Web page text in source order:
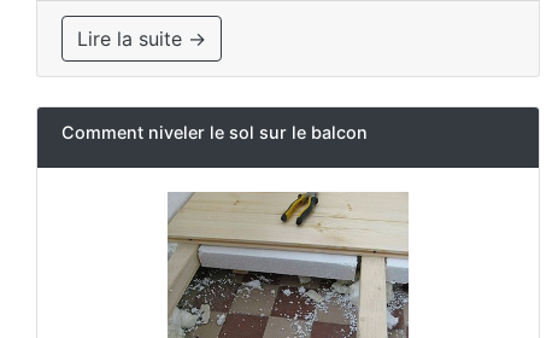
Lire la suite →
Comment niveler le sol sur le balcon